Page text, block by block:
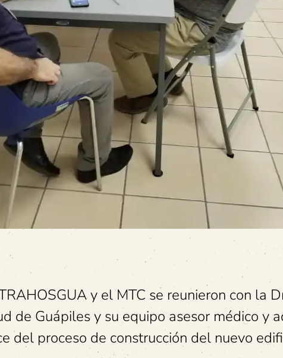
y el MTC se reunieron con la
de Guápiles y su equipo asesor médico y
del proceso de construcción del nuevo